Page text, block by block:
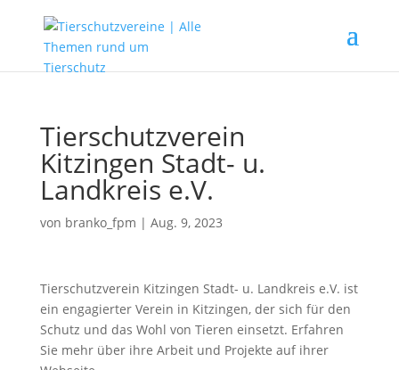
Tierschutzverein
Kitzingen Stadt- u.
Landkreis e.V.
von branko_fpm | Aug. 9, 2023
Tierschutzverein Kitzingen Stadt- u. Landkreis e.V. ist
ein engagierter Verein in Kitzingen, der sich für den
Schutz und das Wohl von Tieren einsetzt. Erfahren
Sie mehr über ihre Arbeit und Projekte auf ihrer